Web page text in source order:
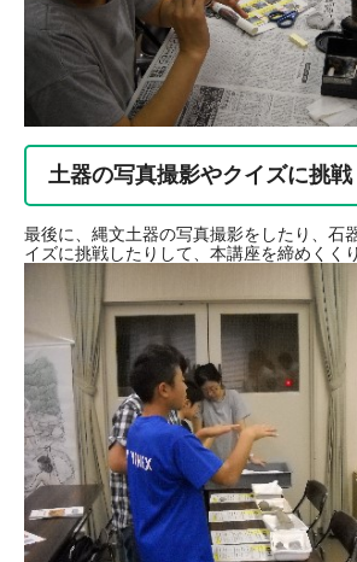
土器の写真撮影やクイズに挑戦
最後に、縄文土器の写真撮影をしたり、石
イズに挑戦したりして、本講座を締めくく